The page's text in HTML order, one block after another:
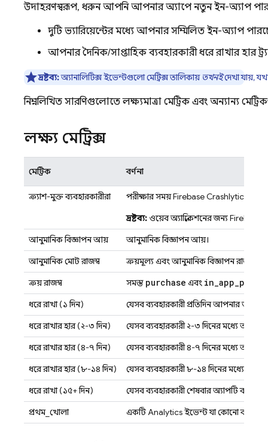
উদাহরণস্বরূপ, ধরুন আপনি আপনার অ্যাপে নতুন ইন-অ্যাপ
দুটি ভ্যারিয়েন্টের মধ্যে আপনার সম্মিলিত ইন-অ্যাপ
আপনার দৈনিক/সাপ্তাহিক ব্যবহারকারী ধরে রাখার হার
দ্রষ্টব্য:অ্যানালিটিক্স ইভেন্টগুলো মেট্রিক্স তালিকায় তখনইদেখা যায়,
নিম্নলিখিত সারণিগুলোতে লক্ষ্যমাত্রা মেট্রিক এবং অন্যান্য
লক্ষ্য মেট্রিক্স
মেট্রিক বর্ণনা
ক্র্যাশ-মুক্ত ব্যবহারকারীরা পরীক্ষার সময়Firebase Crashlytics
দ্রষ্টব্য: ওয়েব অ্যাপ্লিকেশনের জন্যFirebase
আনুমানিক বিজ্ঞাপন আয়
আনুমানিক বিজ্ঞাপন আয়।
আনুমানিক মোট রাজস্ব
ক্রয়মূল্য এবং আনুমানিক বিজ্ঞাপন রাজস্বের
ক্রয় রাজস্ব
সমস্ত purchase এবং in_app_
ধরে রাখা (১ দিন)
যেসব ব্যবহারকারী প্রতিদিন আপনার অ্যাপে
ধরে রাখার হার (২-৩ দিন)
যেসব ব্যবহারকারী ২-৩ দিনের মধ্যে
ধরে রাখার হার (৪-৭ দিন)
যেসব ব্যবহারকারী ৪-৭ দিনের মধ্যে
ধরে রাখার হার (৮-১৪ দিন)
যেসব ব্যবহারকারী ৮-১৪ দিনের মধ্যে
ধরে রাখা (১৫+ দিন)
যেসব ব্যবহারকারী শেষবার অ্যাপটি
প্রথম_খোলা
একটিAnalyticsইভেন্ট যা কোনো